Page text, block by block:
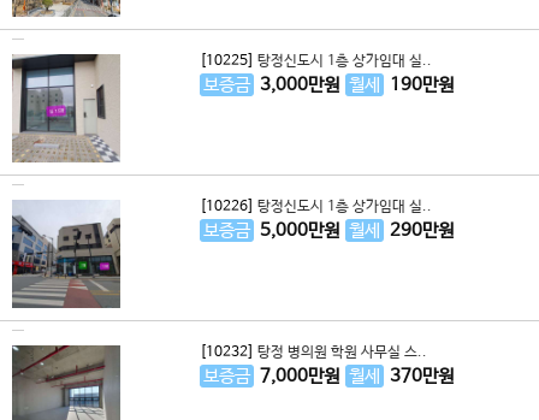
[10225] 탕정신도시 1층 상가임대 실..
보증금 3,000만원 월세 190만원
[10226] 탕정신도시 1층 상가임대 실..
보증금 5,000만원 월세 290만원
[10232] 탕정 병의원 학원 사무실 스..
보증금 7,000만원 월세 370만원